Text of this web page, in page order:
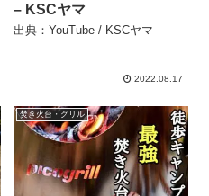
– KSCヤマ
出典：YouTube / KSCヤマ
2022.08.17
焚き火台・グリル